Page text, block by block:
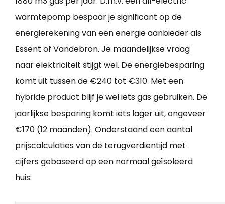
warmtepomp bespaar je significant op de
energierekening van een energie aanbieder als
Essent of Vandebron. Je maandelijkse vraag
naar elektriciteit stijgt wel. De energiebesparing
komt uit tussen de €240 tot €310. Met een
hybride product blijf je wel iets gas gebruiken. De
jaarlijkse besparing komt iets lager uit, ongeveer
€170 (12 maanden). Onderstaand een aantal
prijscalculaties van de terugverdientijd met
cijfers gebaseerd op een normaal geïsoleerd
huis: